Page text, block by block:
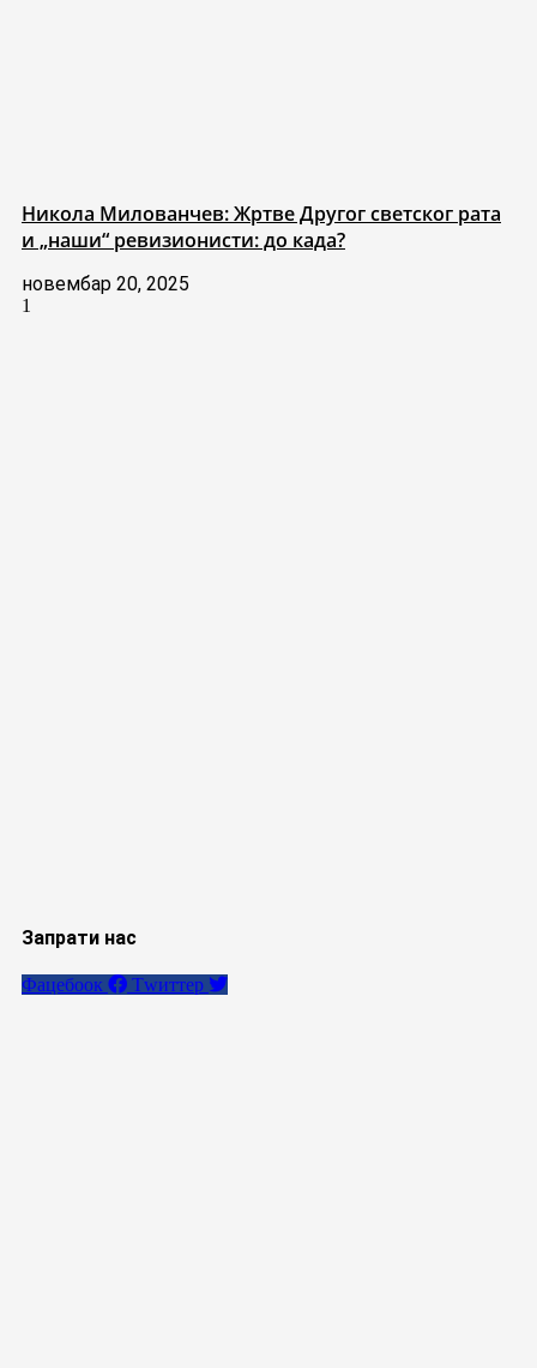
Никола Милованчев: Жртве Другог светског рата
и „наши“ ревизионисти: до када?
новембар 20, 2025
Запрати нас
Фацебоок Тwиттер